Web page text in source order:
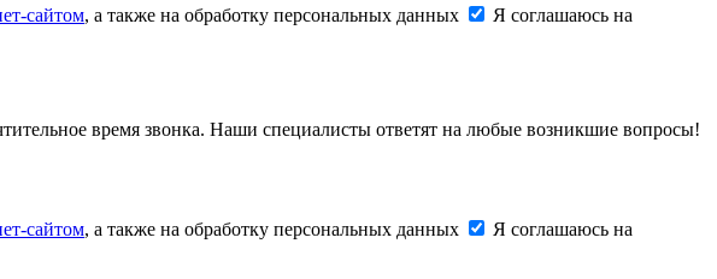
сайтом, а также на обработку персональных данных
Я соглашаюсь на
время звонка. Наши специалисты ответят на любые возникшие вопросы!
сайтом, а также на обработку персональных данных
Я соглашаюсь на